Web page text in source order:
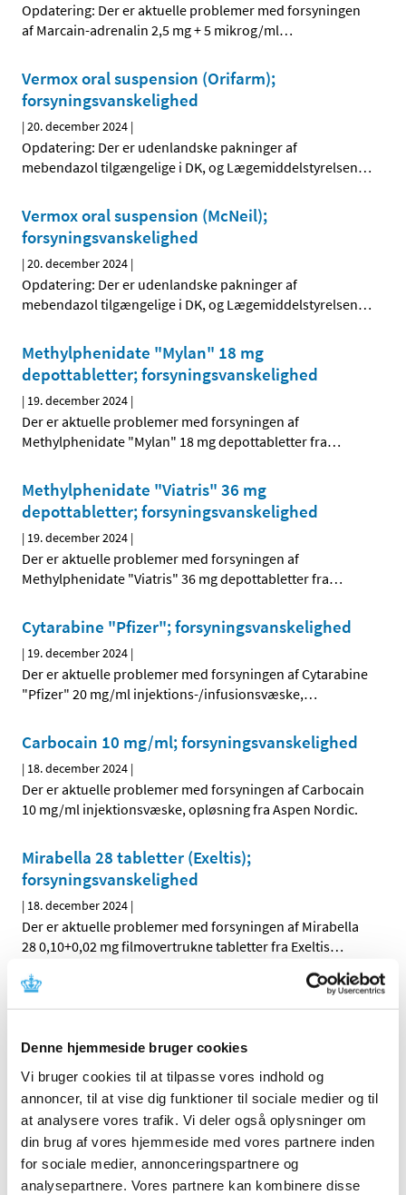
Denne hjemmeside bruger cookies
Vi bruger cookies til at tilpasse vores indhold og
annoncer, til at vise dig funktioner til sociale medier og til
at analysere vores trafik. Vi deler også oplysninger om
din brug af vores hjemmeside med vores partnere inden
for sociale medier, annonceringspartnere og
analysepartnere. Vores partnere kan kombinere disse
Opdatering: Der er aktuelle problemer med forsyningen
af Marcain-adrenalin 2,5 mg + 5 mikrog/ml…
Vermox oral suspension (Orifarm);
forsyningsvanskelighed
|20. december 2024 |
Opdatering: Der er udenlandske pakninger af
mebendazol tilgængelige i DK, og Lægemiddelstyrelsen…
Vermox oral suspension (McNeil);
forsyningsvanskelighed
|20. december 2024 |
Opdatering: Der er udenlandske pakninger af
mebendazol tilgængelige i DK, og Lægemiddelstyrelsen…
Methylphenidate "Mylan" 18 mg
depottabletter; forsyningsvanskelighed
| 19. december 2024 |
Der er aktuelle problemer med forsyningen af
Methylphenidate "Mylan" 18 mg depottabletter fra…
Methylphenidate "Viatris" 36 mg
depottabletter; forsyningsvanskelighed
| 19. december 2024 |
Der er aktuelle problemer med forsyningen af
Methylphenidate "Viatris" 36 mg depottabletter fra…
Cytarabine "Pfizer"; forsyningsvanskelighed
| 19. december 2024 |
Der er aktuelle problemer med forsyningen af Cytarabine
"Pfizer" 20 mg/ml injektions-/infusionsvæske,…
Carbocain 10 mg/ml; forsyningsvanskelighed
| 18. december 2024 |
Der er aktuelle problemer med forsyningen af Carbocain
10 mg/ml injektionsvæske, opløsning fra Aspen Nordic.
Mirabella 28 tabletter (Exeltis);
forsyningsvanskelighed
| 18. december 2024 |
Der er aktuelle problemer med forsyningen af Mirabella
28 0,10+0,02 mg filmovertrukne tabletter fra Exeltis…
Mirabella 28 tabletter (Epione);
forsyningsvanskelighed
|18. december 2024|
28 0,10+0,02 mg filmovertrukne tabletter fra Epione
Methylphenidate "Orifarm" 60 mg;
forsyningsvanskelighed
|17. december 2024 |